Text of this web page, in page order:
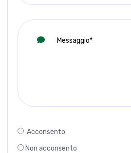
Acconsento
Non acconsento